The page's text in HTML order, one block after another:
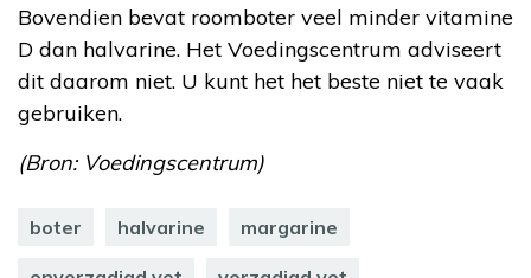
Bovendien bevat roomboter veel minder vitamine
D dan halvarine. Het Voedingscentrum adviseert
dit daarom niet. U kunt het het beste niet te vaak
gebruiken.
(Bron: Voedingscentrum)
boter halvarine margarine